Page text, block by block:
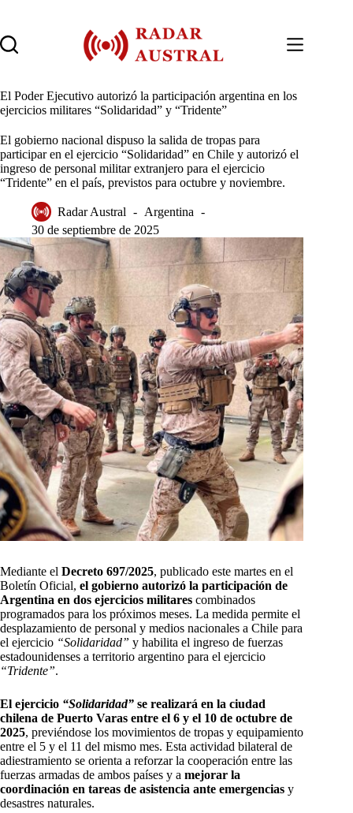
contenido
El Poder Ejecutivo autorizó la participación argentina en los
ejercicios militares “Solidaridad” y “Tridente”
El gobierno nacional dispuso la salida de tropas para
participar en el ejercicio “Solidaridad” en Chile y autorizó el
ingreso de personal militar extranjero para el ejercicio
“Tridente” en el país, previstos para octubre y noviembre.
Radar Austral
Argentina
30 de septiembre de 2025
Mediante el Decreto 697/2025, publicado este martes en el
Boletín Oficial, el gobierno autorizó la participación de
Argentina en dos ejercicios militares combinados
programados para los próximos meses. La medida permite el
desplazamiento de personal y medios nacionales a Chile para
el ejercicio “Solidaridad” y habilita el ingreso de fuerzas
estadounidenses a territorio argentino para el ejercicio
“Tridente”.
El ejercicio “Solidaridad” se realizará en la ciudad
chilena de Puerto Varas entre el 6 y el 10 de octubre de
2025, previéndose los movimientos de tropas y equipamiento
entre el 5 y el 11 del mismo mes. Esta actividad bilateral de
adiestramiento se orienta a reforzar la cooperación entre las
fuerzas armadas de ambos países y a mejorar la
coordinación en tareas de asistencia ante emergencias y
desastres naturales.